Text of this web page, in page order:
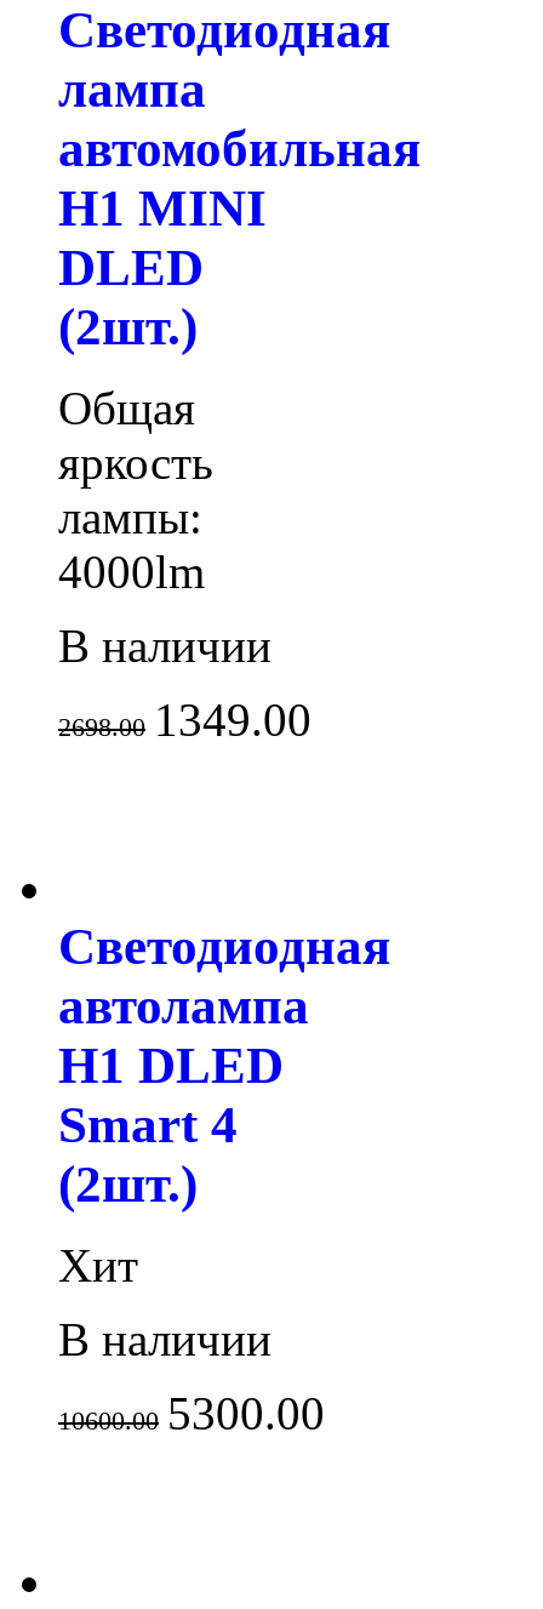
Светодиодная
лампа
автомобильная
H1 MINI
DLED
(2шт.)
Общая
яркость
лампы:
4000lm
В наличии
2698.00 1349.00
Светодиодная
автолампа
H1 DLED
Smart 4
(2шт.)
Хит
В наличии
10600.00 5300.00